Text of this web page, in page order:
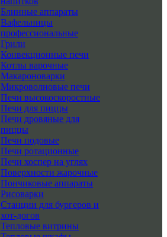
Блинные аппараты
Вафельницы
профессиональные
Грили
Конвекционные печи
Котлы варочные
Макароноварки
Микроволновые печи
Печи высокоскоростные
Печи для пиццы
Печи дровяные для
пиццы
Печи подовые
Печи ротационные
Печи хоспер на углях
Поверхности жарочные
Пончиковые аппараты
Рисоварки
Станции для бургеров и
хот-догов
Тепловые витрины